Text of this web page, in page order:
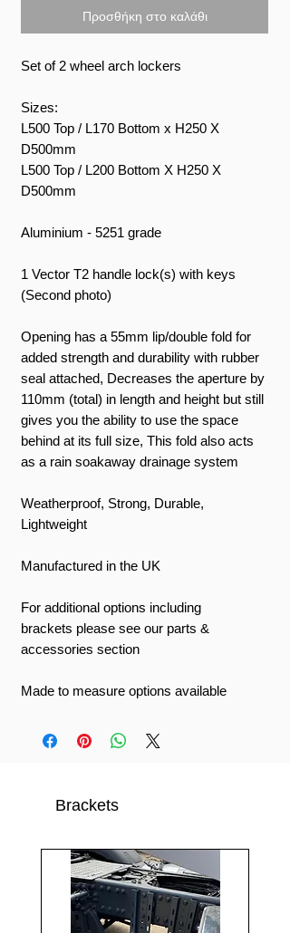
Προσθήκη στο καλάθι
Set of 2 wheel arch lockers
Sizes:
L500 Top / L170 Bottom x H250 X
D500mm
L500 Top / L200 Bottom X H250 X
D500mm
Aluminium - 5251 grade
1 Vector T2 handle lock(s) with keys
(Second photo)
Opening has a 55mm lip/double fold for
added strength and durability with rubber
seal attached, Decreases the aperture by
110mm (total) in length and height but still
gives you the ability to use the space
behind at its full size, This fold also acts
as a rain soakaway drainage system
Weatherproof, Strong, Durable,
Lightweight
Manufactured in the UK
For additional options including
brackets please see our parts &
accessories section
Made to measure options available
Brackets